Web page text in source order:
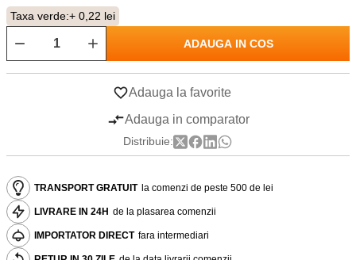
Taxa verde:+ 0,22 lei
ADAUGA IN COS
Adauga la favorite
Adauga in comparator
Distribuie:
TRANSPORT GRATUIT la comenzi de peste 500 de lei
LIVRARE IN 24H de la plasarea comenzii
IMPORTATOR DIRECT fara intermediari